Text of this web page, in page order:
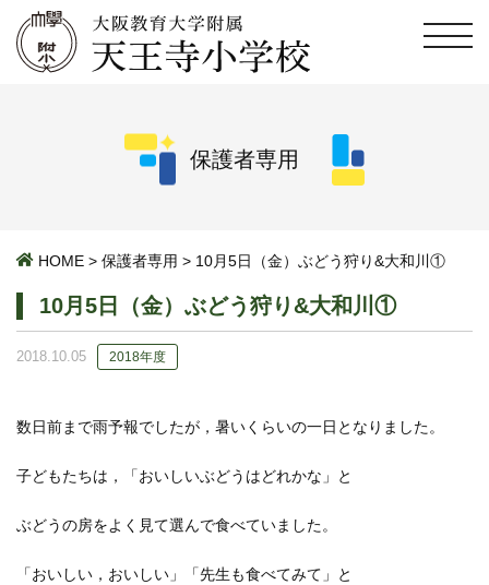
保護者専用
HOME > 保護者専用 > 10月5日（金）ぶどう狩り&大和川①
10月5日（金）ぶどう狩り&大和川①
2018.10.05 2018年度
数日前まで雨予報でしたが，暑いくらいの一日となりました。
子どもたちは，「おいしいぶどうはどれかな」と
ぶどうの房をよく見て選んで食べていました。
「おいしい，おいしい」「先生も食べてみて」と